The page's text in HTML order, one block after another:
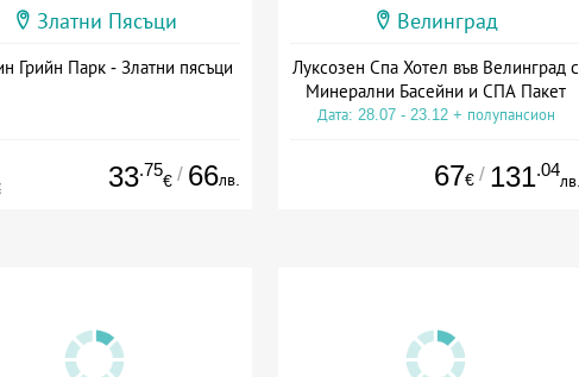
Златни Пясъци
Грийн Парк - Златни пясъци
33.75
€ / 66лв.
Велинград
Луксозен Спа Хотел във Велинград с
Минерални Басейни и СПА Пакет
Дата: 28.07 - 23.12 + полупансион
67€ / 131.04
лв.